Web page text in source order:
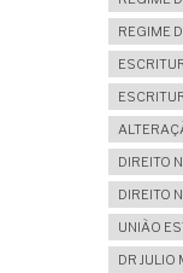
REGIME
DIREITO
DIREITO
UNIÃO
DR JULIO